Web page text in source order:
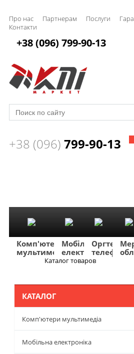
Про нас Партнерам Послуги
Контакти
+38 (096) 799-90-13
+38 (096) 799-90-13
Комп'ютери
мультимедіа
Мобільна
електронікателефонія
Каталог товаров
КАТАЛОГ
Комп'ютери мультимедіа
Мобільна електроніка